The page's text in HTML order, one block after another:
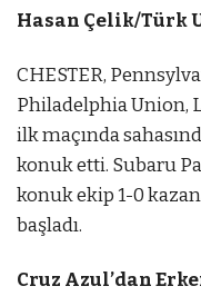
Hasan Çelik/Türk
CHESTER,
Philadelphia Union,
ilk maçında
konuk etti. Subaru
konuk ekip 1-0
başladı.
Cruz Azul’dan